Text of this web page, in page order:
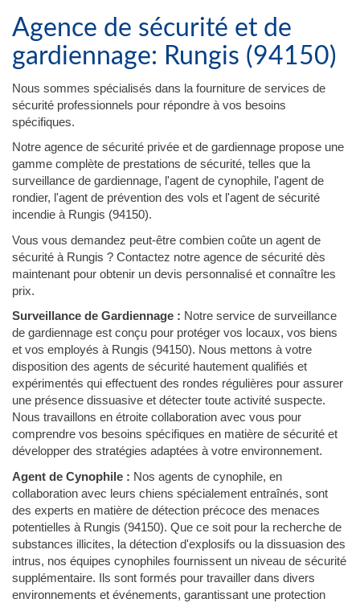
Agence de sécurité et de
gardiennage: Rungis (94150)
Nous sommes spécialisés dans la fourniture de services de
sécurité professionnels pour répondre à vos besoins
spécifiques.
Notre agence de sécurité privée et de gardiennage propose une
gamme complète de prestations de sécurité, telles que la
surveillance de gardiennage, l'agent de cynophile, l'agent de
rondier, l'agent de prévention des vols et l'agent de sécurité
incendie à Rungis (94150).
Vous vous demandez peut-être combien coûte un agent de
sécurité à Rungis ? Contactez notre agence de sécurité dès
maintenant pour obtenir un devis personnalisé et connaître les
prix.
Surveillance de Gardiennage : Notre service de surveillance
de gardiennage est conçu pour protéger vos locaux, vos biens
et vos employés à Rungis (94150). Nous mettons à votre
disposition des agents de sécurité hautement qualifiés et
expérimentés qui effectuent des rondes régulières pour assurer
une présence dissuasive et détecter toute activité suspecte.
Nous travaillons en étroite collaboration avec vous pour
comprendre vos besoins spécifiques en matière de sécurité et
développer des stratégies adaptées à votre environnement.
Agent de Cynophile : Nos agents de cynophile, en
collaboration avec leurs chiens spécialement entraînés, sont
des experts en matière de détection précoce des menaces
potentielles à Rungis (94150). Que ce soit pour la recherche de
substances illicites, la détection d'explosifs ou la dissuasion des
intrus, nos équipes cynophiles fournissent un niveau de sécurité
supplémentaire. Ils sont formés pour travailler dans divers
environnements et événements, garantissant une protection